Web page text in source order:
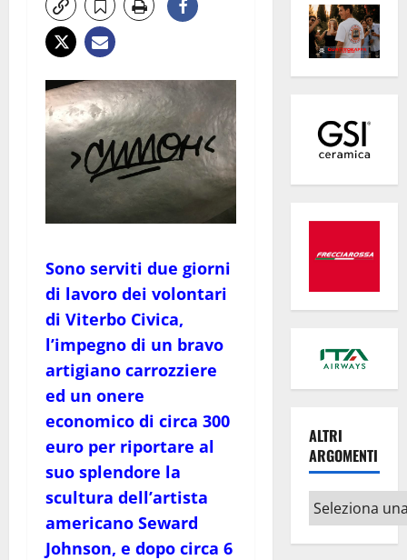
Sono serviti due giorni
di lavoro dei volontari
di Viterbo Civica,
l’impegno di un bravo
artigiano carrozziere
ed un onere
economico di circa 300
euro per riportare al
suo splendore la
scultura dell’artista
americano Seward
Johnson, e dopo circa 6
ALTRI
ARGOMENTI
Altri
argomenti